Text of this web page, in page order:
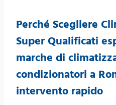
Perché Scegliere
Super Qualificati
marche di
condizionatori a
intervento rapido